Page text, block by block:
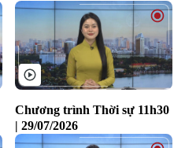
Chương trình Thời sự 11h30
| 29/07/2026